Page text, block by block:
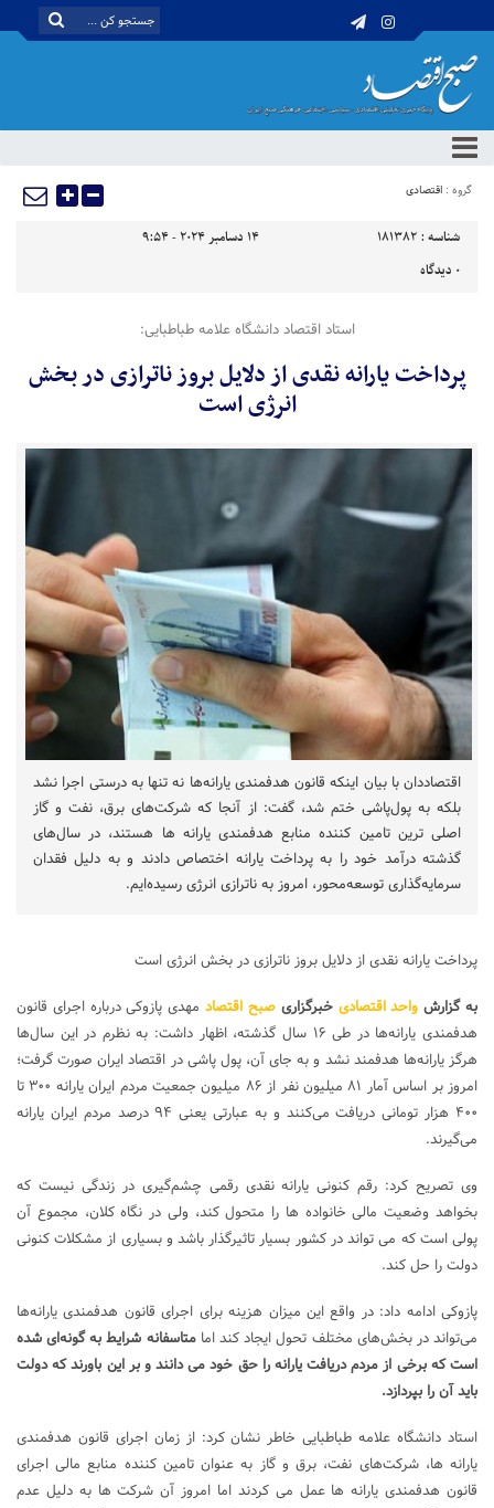
گروه : اقتصادی
شناسه : 181382
14 دسامبر 2024 - 9:54
0 دیدگاه
استاد اقتصاد دانشگاه علامه طباطبایی:
پرداخت یارانه‌ نقدی از دلایل بروز ناترازی در بخش
انرژی است
اقتصاددان با بیان اینکه قانون هدفمندی یارانه‌ها نه تنها به درستی اجرا نشد
بلکه به پول‌پاشی ختم شد، گفت: از آنجا که شرکت‌های برق، نفت و گاز
اصلی ترین تامین کننده منابع هدفمندی یارانه ها هستند، در سال‌های
گذشته درآمد خود را به پرداخت یارانه اختصاص دادند و به دلیل فقدان
سرمایه‌گذاری توسعه‌محور، امروز به ناترازی انرژی رسیده‌ایم.
پرداخت یارانه‌ نقدی از دلایل بروز ناترازی در بخش انرژی است
به گزارش واحد اقتصادی خبرگزاریصبح اقتصادمهدی پازوکی درباره اجرای قانون
هدفمندی یارانه‌ها در طی ۱۶ سال گذشته، اظهار داشت: به نظرم در این سال‌ها
هرگز یارانه‌ها هدفمند نشد و به جای آن، پول پاشی در اقتصاد ایران صورت گرفت؛
امروز بر اساس آمار ۸۱ میلیون نفر از ۸۶ میلیون جمعیت مردم ایران یارانه ۳۰۰ تا
۴۰۰ هزار تومانی دریافت می‌کنند و به عبارتی یعنی ۹۴ درصد مردم ایران یارانه
می‌گیرند.
وی تصریح کرد: رقم کنونی یارانه‌ نقدی رقمی چشم‌گیری در زندگی نیست که
بخواهد وضعیت مالی خانواده ها را متحول کند، ولی در نگاه کلان، مجموع آن
پولی است که می تواند در کشور بسیار تاثیرگذار باشد و بسیاری از مشکلات کنونی
دولت را حل کند.
پازوکی ادامه داد: در واقع این میزان هزینه برای اجرای قانون هدفمندی یارانه‌ها
می‌تواند در بخش‌های مختلف تحول ایجاد کند امامتاسفانه شرایط به گونه‌ای شده
است که برخی از مردم دریافت یارانه را حق خود می دانند و بر این باورند که دولت
باید آن را بپردازد.
استاد دانشگاه علامه طباطبایی خاطر نشان کرد: از زمان اجرای قانون هدفمندی
یارانه ها، شرکت‌های نفت، برق و گاز به عنوان تامین کننده منابع مالی اجرای
قانون هدفمندی یارانه ها عمل می کردند اما امروز آن شرکت ها به دلیل عدم